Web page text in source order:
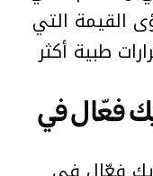
القيمة التي
طبية أكثر
فعّال في